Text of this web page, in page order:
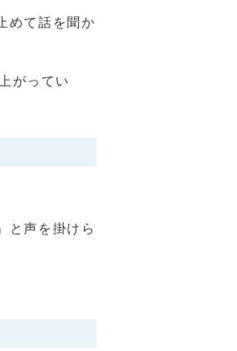
めて話を聞か
がってい
と声を掛けら